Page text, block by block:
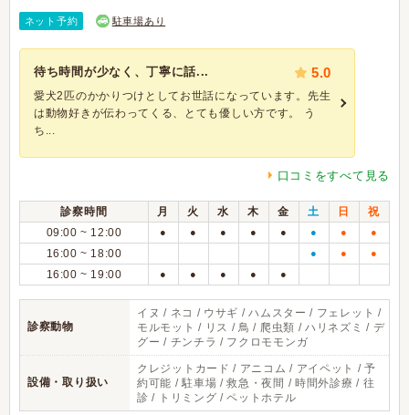
ネット予約 駐車場あり
待ち時間が少なく、丁寧に話... 5.0
愛犬2匹のかかりつけとしてお世話になっています。先生
は動物好きが伝わってくる、とても優しい方です。 う
ち...
口コミをすべて見る
診察時間 月 火 水 木 金 土 日
祝
09:00 ~ 12:00
● ● ● ● ● ● ● ●
16:00 ~ 18:00 ● ● ●
16:00 ~ 19:00 ● ● ● ● ●
診察動物
イヌ / ネコ / ウサギ / ハムスター / フェレット /
モルモット / リス / 鳥 / 爬虫類 / ハリネズミ / デ
グー / チンチラ / フクロモモンガ
設備・取り扱い
クレジットカード / アニコム / アイペット / 予
約可能 / 駐車場 / 救急・夜間 / 時間外診療 / 往
診 / トリミング / ペットホテル